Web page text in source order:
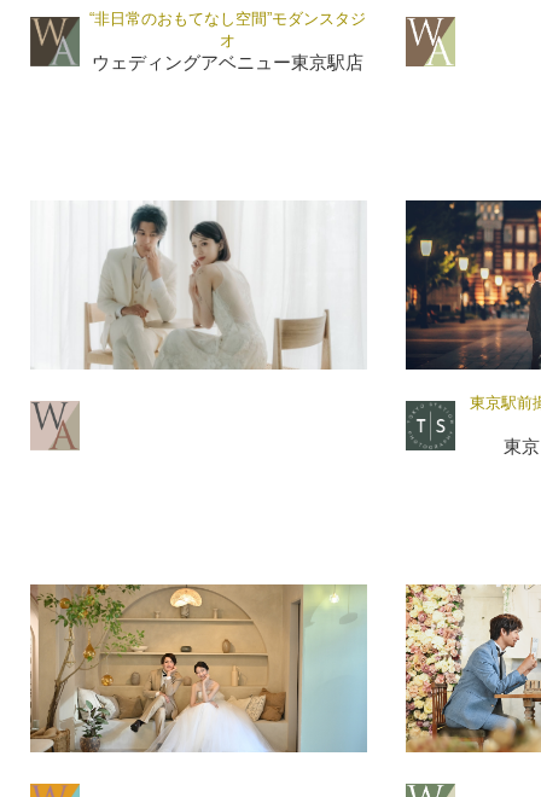
“非日常のおもてなし空間”モダンスタジ
オ
ウェディングアベニュー東京駅店
東京駅前
東